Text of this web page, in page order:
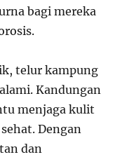
bagi mereka
telur kampung
Kandungan
menjaga kulit
Dengan
dan